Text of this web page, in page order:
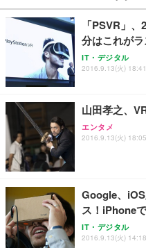
￥27,999
Sezlife オフィ
ワーク チェア
能 人間工学 椅
務用 おしゃれ
Sezlife オフィ
ワーク チェア
務用 おしゃれ
ANDWINT オフ
ッシュ 通気性
ス圧無段階昇降
￥109,572
【純正品】27"
フック付き（
【整備済み品】
ー フルHD（
【MiniLED/
HOOTER
グモニター QD
￥3,234
ネオ・ルーライ
り 単品
Smart Basic(ス
限定】 Smart
アイリスオー
ュラー 200枚
「PSVR」
分はこれがラ
IT・デジタル
2016.9.13(火) 18:41
山田孝之、
エンタメ
2016.9.13(火) 18:05
Google、
ス！iPhone
IT・デジタル
2016.9.13(火) 14:18